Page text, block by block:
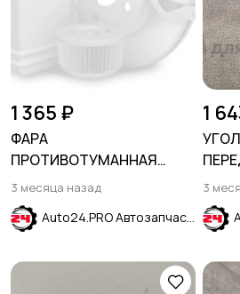
1 365 ₽
ФАРА
ПРОТИВОТУМАННАЯ
ПРАВАЯ KIA CEED 2018-
2021
3 месяца назад
Auto24.PRO Автозапчасти
1
3